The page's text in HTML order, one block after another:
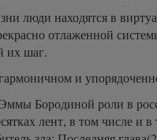
люди находятся в
отлаженной
их шаг.
и
Бородиной роли в
лент, в том числе и